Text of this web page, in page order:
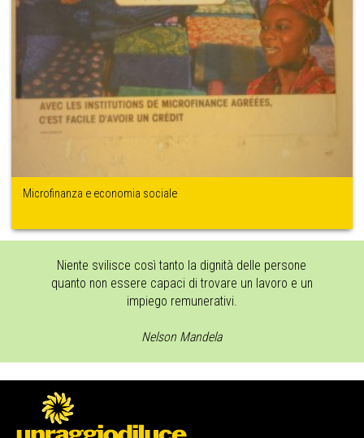
Microfinanza e economia sociale
Niente svilisce così tanto la dignità delle persone
quanto non essere capaci di trovare un lavoro e un
impiego remunerativi.
Nelson Mandela